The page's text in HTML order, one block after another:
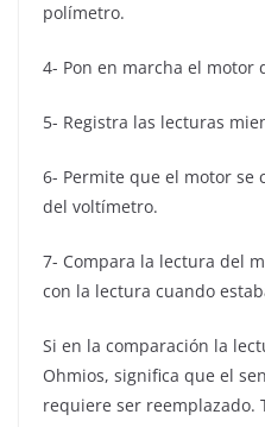
polímetro.
4- Pon en marcha el motor
5- Registra las lecturas
6- Permite que el motor se
del voltímetro.
7- Compara la lectura del
con la lectura cuando
Si en la comparación la
Ohmios, significa que el
requiere ser reemplazado.